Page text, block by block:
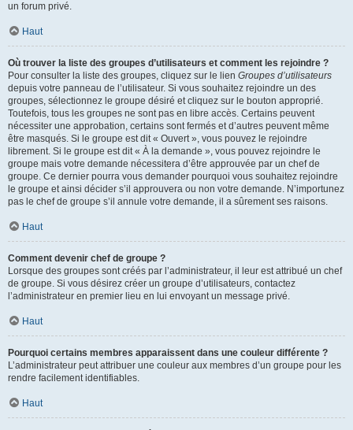
un forum privé.
Haut
Où trouver la liste des groupes d’utilisateurs et comment les rejoindre ?
Pour consulter la liste des groupes, cliquez sur le lien Groupes d’utilisateurs
depuis votre panneau de l’utilisateur. Si vous souhaitez rejoindre un des
groupes, sélectionnez le groupe désiré et cliquez sur le bouton approprié.
Toutefois, tous les groupes ne sont pas en libre accès. Certains peuvent
nécessiter une approbation, certains sont fermés et d’autres peuvent même
être masqués. Si le groupe est dit « Ouvert », vous pouvez le rejoindre
librement. Si le groupe est dit « À la demande », vous pouvez rejoindre le
groupe mais votre demande nécessitera d’être approuvée par un chef de
groupe. Ce dernier pourra vous demander pourquoi vous souhaitez rejoindre
le groupe et ainsi décider s’il approuvera ou non votre demande. N’importunez
pas le chef de groupe s’il annule votre demande, il a sûrement ses raisons.
Haut
Comment devenir chef de groupe ?
Lorsque des groupes sont créés par l’administrateur, il leur est attribué un chef
de groupe. Si vous désirez créer un groupe d’utilisateurs, contactez
l’administrateur en premier lieu en lui envoyant un message privé.
Haut
Pourquoi certains membres apparaissent dans une couleur différente ?
L’administrateur peut attribuer une couleur aux membres d’un groupe pour les
rendre facilement identifiables.
Haut